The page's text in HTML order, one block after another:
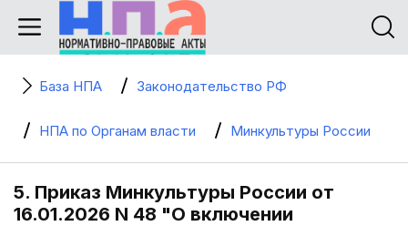
База НПА Законодательство РФ
НПА по Органам власти Минкультуры России
5. Приказ Минкультуры России от
16.01.2026 N 48 "О включении